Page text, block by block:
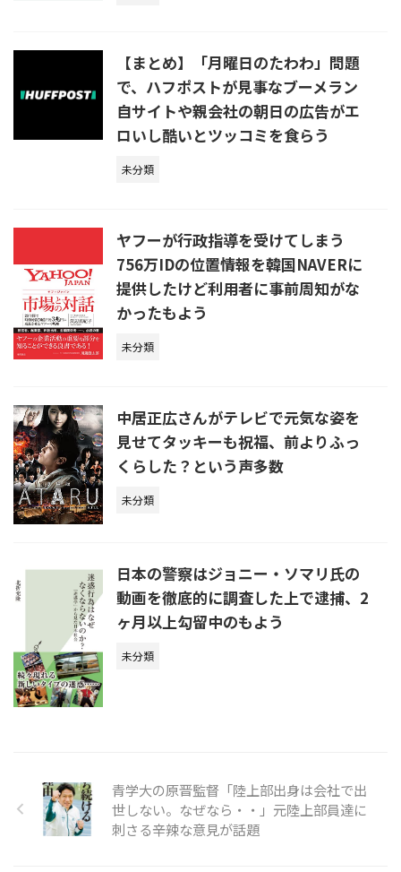
【まとめ】「月曜日のたわわ」問題
で、ハフポストが見事なブーメラン
自サイトや親会社の朝日の広告がエ
ロいし酷いとツッコミを食らう
未分類
ヤフーが行政指導を受けてしまう
756万IDの位置情報を韓国NAVERに
提供したけど利用者に事前周知がな
かったもよう
未分類
中居正広さんがテレビで元気な姿を
見せてタッキーも祝福、前よりふっ
くらした？という声多数
未分類
日本の警察はジョニー・ソマリ氏の
動画を徹底的に調査した上で逮捕、2
ヶ月以上勾留中のもよう
未分類
青学大の原晋監督「陸上部出身は会社で出
世しない。なぜなら・・」元陸上部員達に
刺さる辛辣な意見が話題